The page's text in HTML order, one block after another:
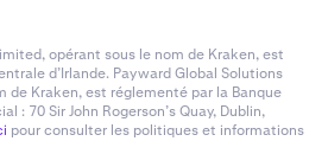
opérant sous le nom de Kraken, est
d’Irlande. Payward Global Solutions
de Kraken, est réglementé par la Banque
: 70 Sir John Rogerson’s Quay, Dublin,
pour consulter les politiques et informations